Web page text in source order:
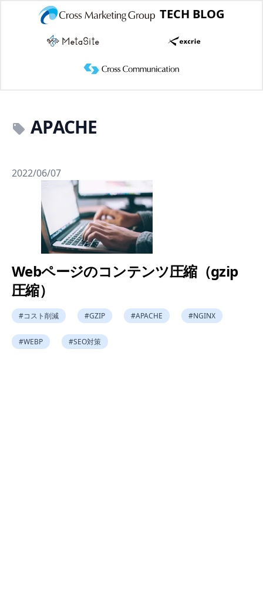
TECH BLOG
APACHE
2022/06/07
Webページのコンテンツ圧縮（gzip
圧縮）
#コスト削減 #GZIP #APACHE #NGINX
#WEBP #SEO対策